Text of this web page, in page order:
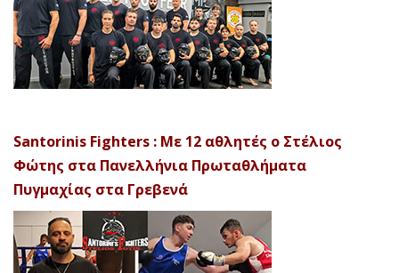
Santorinis Fighters : Με 12 αθλητές ο Στέλιος
Φώτης στα Πανελλήνια Πρωταθλήματα
Πυγμαχίας στα Γρεβενά